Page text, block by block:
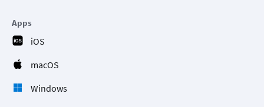
Apps
iOS
macOS
Windows